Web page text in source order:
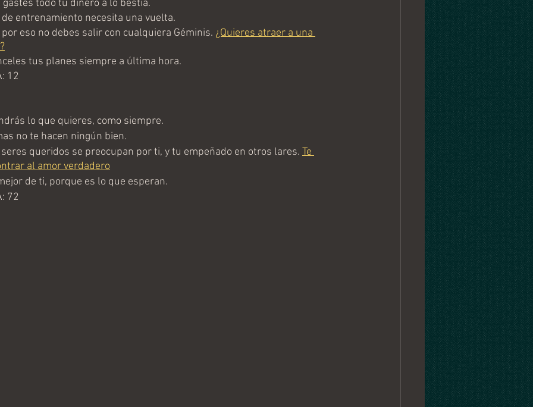
gastes todo tu dinero a lo bestia.
de entrenamiento necesita una vuelta.
por eso no debes salir con cualquiera Géminis. ¿Quieres atraer a una
tus planes siempre a última hora.
12
lo que quieres, como siempre.
no te hacen ningún bien.
seres queridos se preocupan por ti, y tu empeñado en otros lares. Te
al amor verdadero
de ti, porque es lo que esperan.
72